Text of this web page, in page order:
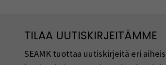
TILAA UUTISKIRJEITÄMME
SEAMK tuottaa uutiskirjeitä eri